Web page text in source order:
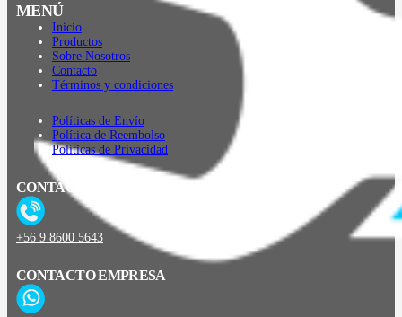
MENÚ
Inicio
Productos
Sobre Nosotros
Contacto
Términos y condiciones
Políticas de Envío
Política de Reembolso
Políticas de Privacidad
CONTACTO
+56 9 8600 5643
CONTACTO EMPRESA